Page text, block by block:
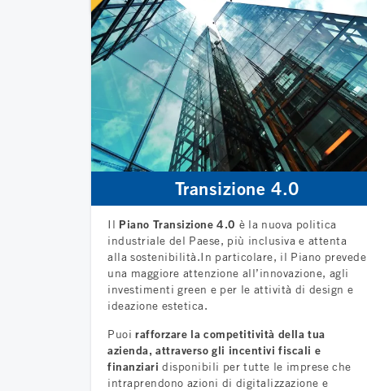
Transizione 4.0
Il Piano Transizione 4.0 è la nuova politica
industriale del Paese, più inclusiva e attenta
alla sostenibilità.In particolare, il Piano prevede
una maggiore attenzione all’innovazione, agli
investimenti green e per le attività di design e
ideazione estetica.
Puoirafforzare la competitività della tua
azienda, attraverso gli incentivi fiscali e
finanziaridisponibili per tutte le imprese che
intraprendono azioni di digitalizzazione e